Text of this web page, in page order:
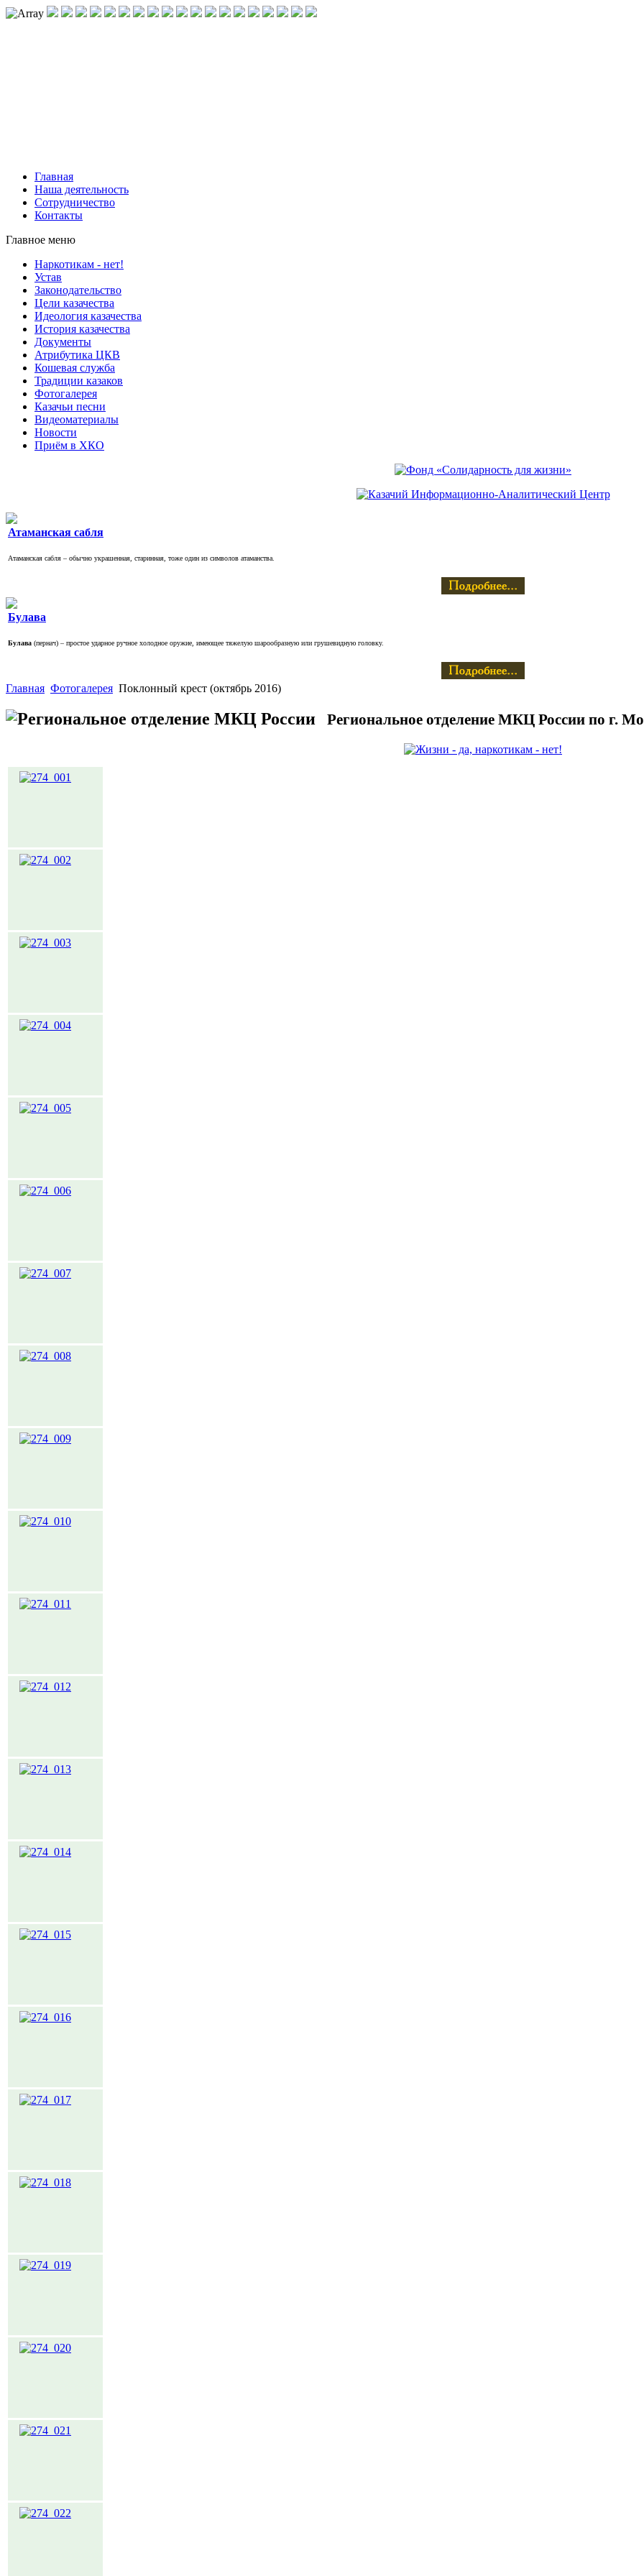
Главная
Наша деятельность
Сотрудничество
Контакты
Главное меню
Наркотикам - нет!
Устав
Законодательство
Цели казачества
Идеология казачества
История казачества
Документы
Атрибутика ЦКВ
Кошевая служба
Традиции казаков
Фотогалерея
Казачьи песни
Видеоматериалы
Новости
Приём в ХКО
Атаманская сабля
Атаманская сабля – обычно украшенная, старинная, тоже один из символов атаманства.
Булава
Булава (пернач) – простое ударное ручное холодное оружие, имеющее тяжелую шарообразную или грушевидную головку.
Главная Фотогалерея Поклонный крест (октябрь 2016)
Региональное отделение МКЦ России по г.